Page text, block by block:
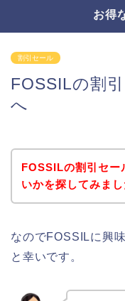
お得
割引セール
FOSSILの割
へ
FOSSILの割引セー
いかを探してみまし
なのでFOSSILに興
と幸いです。